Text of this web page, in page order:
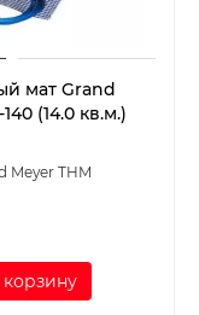
мат Grand
(14.0 кв.м.)
Meyer THM
корзину